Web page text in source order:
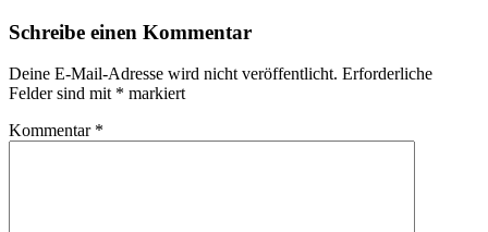
Schreibe einen Kommentar
Deine E-Mail-Adresse wird nicht veröffentlicht. Erforderliche
Felder sind mit * markiert
Kommentar *